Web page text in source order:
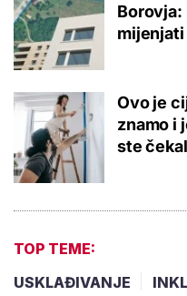
Borovja:
Ovo je
znamo i
ste
TOP TEME:
USKLAĐIVANJE